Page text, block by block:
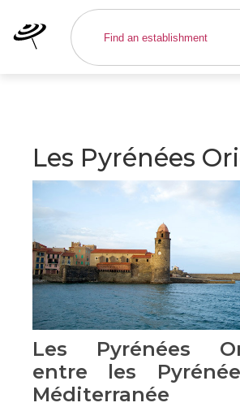
Les Pyrénées
Les Pyrénées
entre les
Méditerranée